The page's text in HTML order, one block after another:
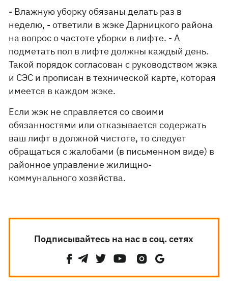
- Влажную уборку обязаны делать раз в
неделю, - ответили в жэке Дарницкого района
на вопрос о частоте уборки в лифте. - А
подметать пол в лифте должны каждый день.
Такой порядок согласован с руководством жэка
и СЭС и прописан в технической карте, которая
имеется в каждом жэке.
Если жэк не справляется со своими
обязанностями или отказывается содержать
ваш лифт в должной чистоте, то следует
обращаться с жалобами (в письменном виде) в
районное управление жилищно-
коммунального хозяйства.
Подписывайтесь на нас в соц. сетях